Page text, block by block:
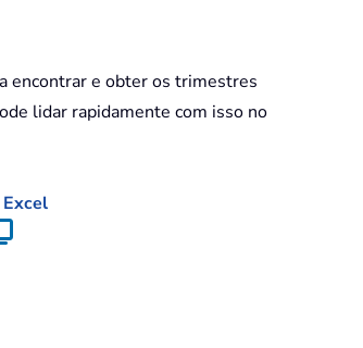
encontrar e obter os trimestres
lidar rapidamente com isso no